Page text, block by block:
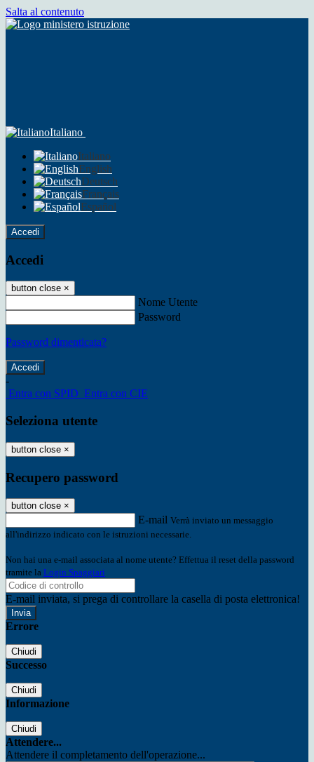
Salta al contenuto
Italiano
Italiano
English
Deutsch
Français
Español
Accedi
Accedi
button close ×
Nome Utente
Password
Password dimenticata?
-
Entra con SPID Entra con CIE
Seleziona utente
button close ×
Recupero password
button close ×
E-mail Verrà inviato un messaggio
all'indirizzo indicato con le istruzioni necessarie.
Non hai una e-mail associata al nome utente? Effettua il reset della password
tramite la Login Spaggiari
E-mail inviata, si prega di controllare la casella di posta elettronica!
Errore
Chiudi
Successo
Chiudi
Informazione
Chiudi
Attendere...
Attendere il completamento dell'operazione...